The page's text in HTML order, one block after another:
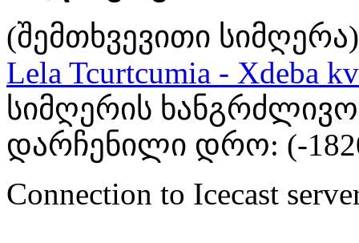
(შემთხვევითი სიმღერა)
Lela Tcurtcumia - Xdeba
სიმღერის
დარჩენილი დრო: (-
Connection to Icecast